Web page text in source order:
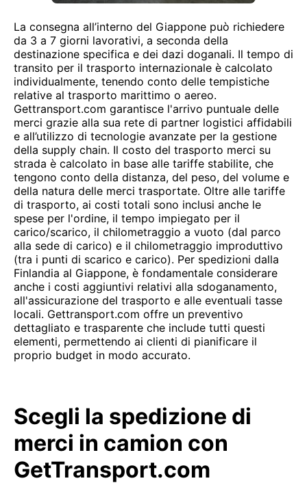
La consegna all’interno del Giappone può richiedere
da 3 a 7 giorni lavorativi, a seconda della
destinazione specifica e dei dazi doganali. Il tempo di
transito per il trasporto internazionale è calcolato
individualmente, tenendo conto delle tempistiche
relative al trasporto marittimo o aereo.
Gettransport.com garantisce l'arrivo puntuale delle
merci grazie alla sua rete di partner logistici affidabili
e all’utilizzo di tecnologie avanzate per la gestione
della supply chain. Il costo del trasporto merci su
strada è calcolato in base alle tariffe stabilite, che
tengono conto della distanza, del peso, del volume e
della natura delle merci trasportate. Oltre alle tariffe
di trasporto, ai costi totali sono inclusi anche le
spese per l'ordine, il tempo impiegato per il
carico/scarico, il chilometraggio a vuoto (dal parco
alla sede di carico) e il chilometraggio improduttivo
(tra i punti di scarico e carico). Per spedizioni dalla
Finlandia al Giappone, è fondamentale considerare
anche i costi aggiuntivi relativi alla sdoganamento,
all'assicurazione del trasporto e alle eventuali tasse
locali. Gettransport.com offre un preventivo
dettagliato e trasparente che include tutti questi
elementi, permettendo ai clienti di pianificare il
proprio budget in modo accurato.
Scegli la spedizione di
merci in camion con
GetTransport.com